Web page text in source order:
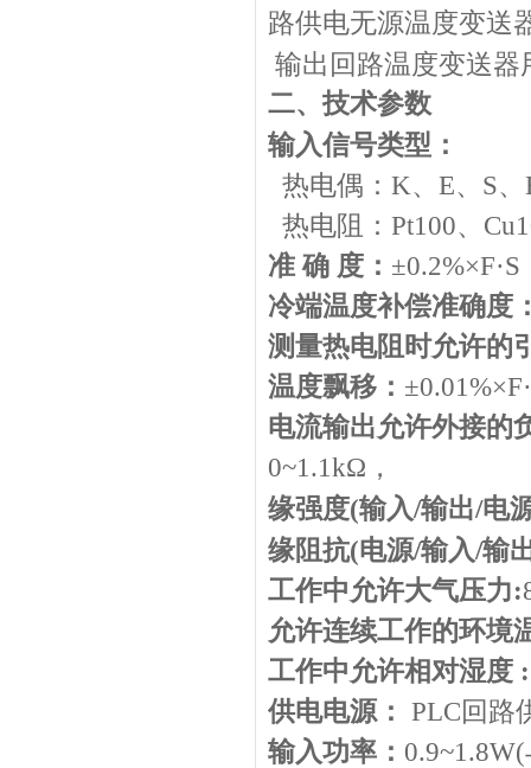
路供电无源温度变送
输出回路温度变送
二、技术参数
输入信号类型 ：
热电偶： K、 E、 S、
热电阻： Pt100、
准 确 度： ±0.2%×F·S
冷端温度补偿准确度
测量热电阻时允许的
温度飘移： ±0.01%×F·
电流输出允许外接的
0~1.1kΩ，
缘强度(输入/输出/电
缘阻抗(电源/输入/输
工作中允许大气压力:
允许连续工作的环境
工作中允许相对湿度 :
供电电源： PLC回路
输入功率： 0.9~1.8W(